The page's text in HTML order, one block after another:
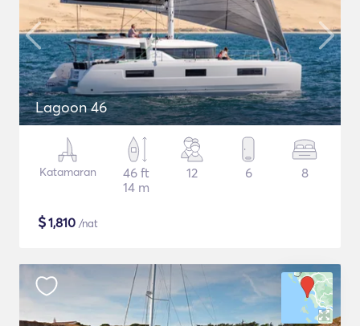
Lagoon 46
Katamaran
46 ft
14 m
12 6 8
$1,810 /nat